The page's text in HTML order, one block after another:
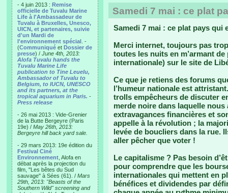
- 4 juin 2013 : Remise
officielle de Tuvalu Marine
Life à l'Ambassadeur de
Tuvalu à Bruxelles, Unesco,
UICN, et partenaires, suivie
d'un Mardi de
l'environnement spécial . -
(Communiqué et Dossier de
presse) / June 4th, 2013:
Alofa Tuvalu hands the
Tuvalu Marine Life
publication to Tine Leuelu,
Ambassador of Tuvalu to
Belgium, to IUCN, UNESCO
and its partners, at the
tropical aquarium in Paris. -
Press release
- 26 mai 2013 : Vide-Grenier
de la Butte Bergeyre (Paris
19e) / May 26th, 2013:
Bergeyre hill back yard sale.
- 29 mars 2013: 19e édition du
Festival Ciné
Environnement , Alofa en
débat après la projection du
film, "Les bêtes du Sud
sauvage" à Sées (61). / Mars
29th, 2013: "Beasts of the
Southern Wild" screening and
Samedi 7 mai : ce plat
Samedi 7 mai : ce plat pays qui
Merci internet, toujours pas
toutes les nuits en m’armant
internationale) sur le site de
Ce que je retiens des forums
l’humeur nationale est
trolls empêcheurs de discuter
merde noire dans laquelle
extravagances financières et
appelle à la révolution ; la
levée de boucliers dans la rue.
aller pêcher que voter !
Le capitalisme ? Pas besoin
pour comprendre que les
internationales qui mettent en
bénéfices et dividendes par